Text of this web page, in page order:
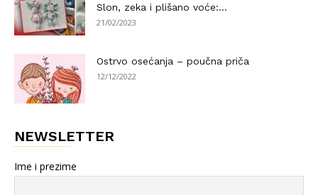
Slon, zeka i plišano voće:...
21/02/2023
Ostrvo osećanja – poučna priča
12/12/2022
NEWSLETTER
Ime i prezime